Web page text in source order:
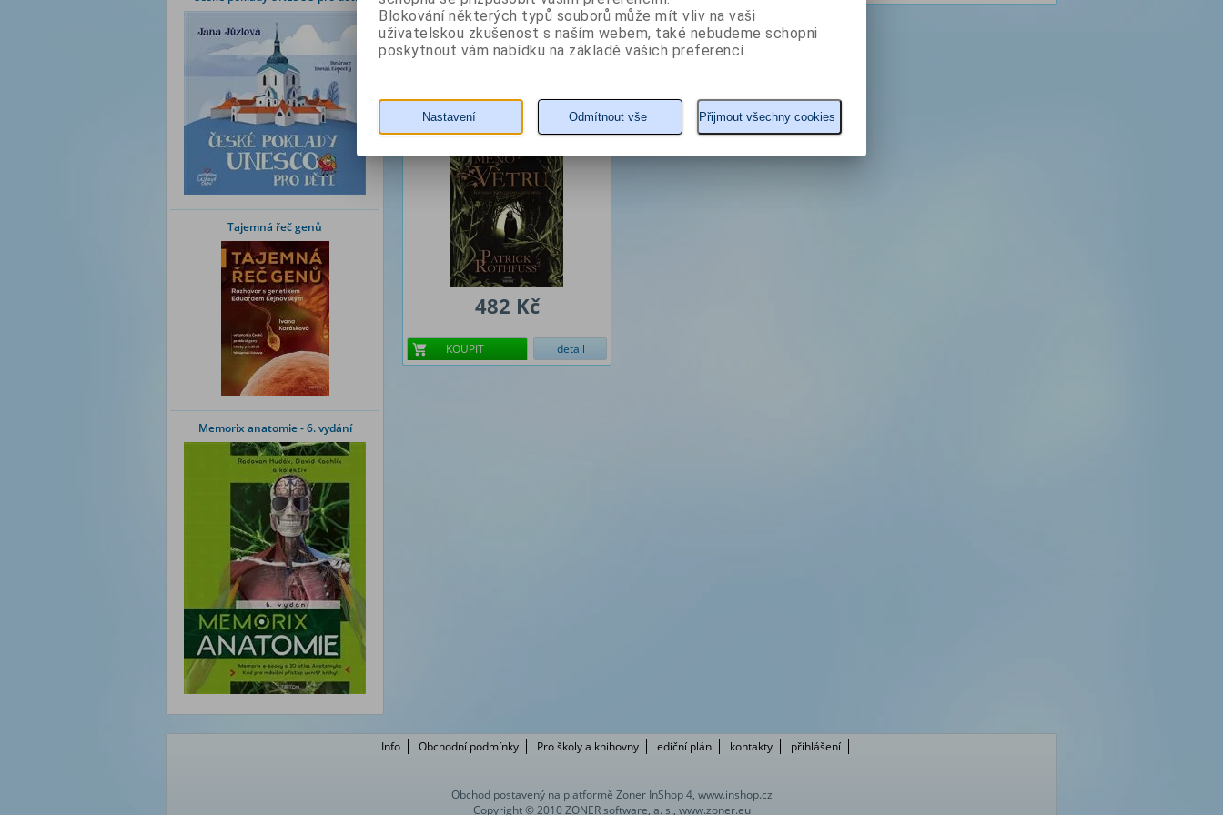
Tajemná řeč genů
Memorix anatomie - 6. vydání
Z naší nabídky vám doporučujeme
482 Kč
KOUPIT detail
Info Obchodní podmínky Pro školy a knihovny ediční plán kontakty přihlášení
Obchod postavený na platformě Zoner InShop 4, www.inshop.cz
Copyright © 2010 ZONER software, a. s., www.zoner.eu
Blokování některých typů souborů může mít vliv na vaši
uživatelskou zkušenost s naším webem, také nebudeme schopni
poskytnout vám nabídku na základě vašich preferencí.
Nastavení Odmítnout vše Přijmout všechny cookies